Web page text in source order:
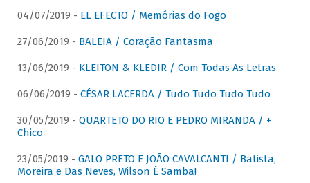
04/07/2019 - EL EFECTO / Memórias do Fogo
27/06/2019 - BALEIA / Coração Fantasma
13/06/2019 - KLEITON & KLEDIR / Com Todas As Letras
06/06/2019 - CÉSAR LACERDA / Tudo Tudo Tudo Tudo
30/05/2019 - QUARTETO DO RIO E PEDRO MIRANDA / +
Chico
23/05/2019 - GALO PRETO E JOÃO CAVALCANTI / Batista,
Moreira e Das Neves, Wilson É Samba!